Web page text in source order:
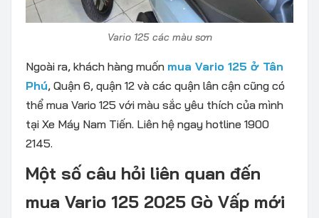
Vario 125 các màu sơn
Ngoài ra, khách hàng muốn mua Vario 125 ở Tân
Phú, Quận 6, quận 12 và các quận lân cận cũng có
thể mua Vario 125 với màu sắc yêu thích của mình
tại Xe Máy Nam Tiến. Liên hệ ngay hotline 1900
2145.
Một số câu hỏi liên quan đến
mua Vario 125 2025 Gò Vấp mới